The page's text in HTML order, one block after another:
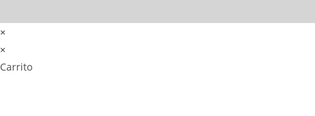
×
×
Carrito